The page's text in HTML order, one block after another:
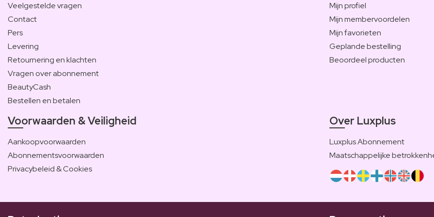
Veelgestelde vragen
Contact
Pers
Levering
Retournering en klachten
Vragen over abonnement
BeautyCash
Bestellen en betalen
Mijn profiel
Mijn membervoordelen
Mijn favorieten
Geplande bestelling
Beoordeel producten
Voorwaarden & Veiligheid
Aankoopvoorwaarden
Abonnementsvoorwaarden
Privacybeleid & Cookies
Over Luxplus
Luxplus Abonnement
Maatschappelijke